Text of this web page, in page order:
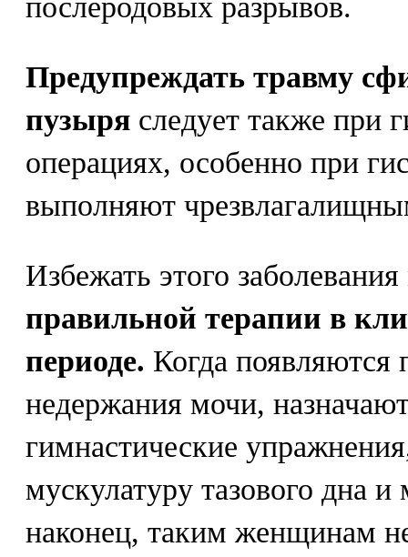
послеродовых разрывов.
Предупреждать травму
пузыря следует также при
операциях, особенно при
выполняют
Избежать этого
правильной терапии в
периоде. Когда
недержания мочи,
гимнастические
мускулатуру тазового дна
наконец, таким женщинам